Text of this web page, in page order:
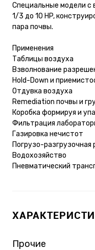
Специальные модели
1/3 до 10 HP,
пара почвы.
Применения
Таблицы воздуха
Взволнование
Hold-Down и
Отдувка воздуха
Remediation почвы и
Коробка формируя и
Фильтрация
Газировка нечистот
Погрузо-разгрузочная
Водохозяйство
Пневматический
Прочие